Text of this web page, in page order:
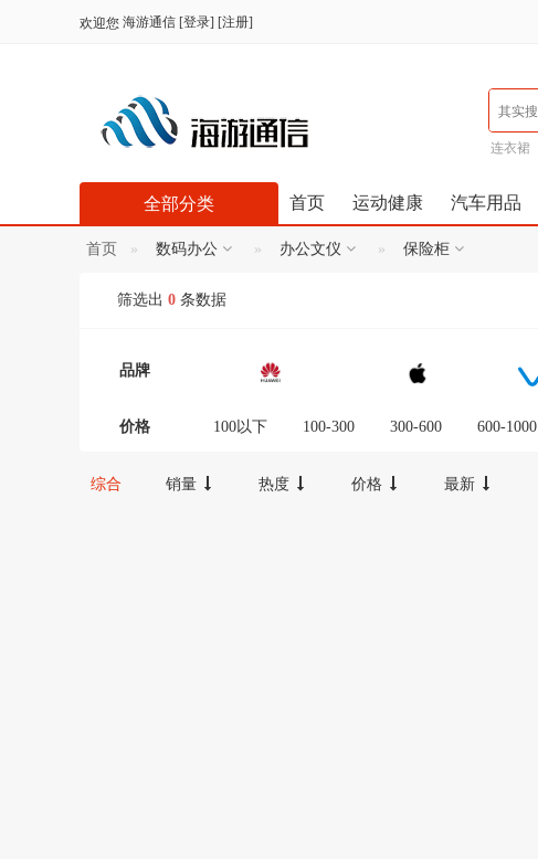
欢迎您 海游通信 [登录] [注册]
连衣裙
首页 运动健康 汽车用品
全部分类
首页 数码办公 办公文仪 保险柜
筛选出 0 条数据
品牌
价格 100以下 100-300 300-600 600-1000
综合 销量 热度 价格 最新